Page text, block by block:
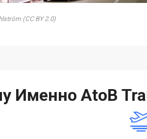
(CC BY 2.0)
Именно AtoB